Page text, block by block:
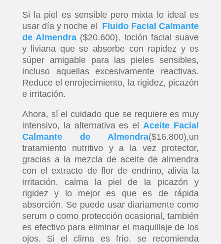
Si la piel es sensible pero mixta lo ideal es
usar día y noche el Fluido Facial Calmante
de Almendra ($20.600), loción facial suave
y liviana que se absorbe con rapidez y es
súper amigable para las pieles sensibles,
incluso aquellas excesivamente reactivas.
Reduce el enrojecimiento, la rigidez, picazón
e irritación.
Ahora, sí el cuidado que se requiere es muy
intensivo, la alternativa es elAceite Facial
Calmante de Almendra($16.800),un
tratamiento nutritivo y a la vez protector,
gracias a la mezcla de aceite de almendra
con el extracto de flor de endrino, alivia la
irritación, calma la piel de la picazón y
rigidez y lo mejor es que es de rápida
absorción. Se puede usar diariamente como
serum o como protección ocasional, también
es efectivo para eliminar el maquillaje de los
ojos. Si el clima es frío, se recomienda